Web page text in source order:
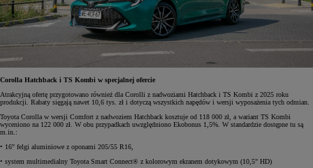
Corolla Hatchback i TS Kombi w specjalnej ofercie
Atrakcyjną ofertę przygotowano również dla Corolli z nadwoziami Hatchback i TS Kombi z 2025 roku
produkcji. Rabaty sięgają nawet 10,6 tys. zł i dotyczą wszystkich napędów i wersji wyposażenia tych odmian.
Toyota Corolla w wersji Comfort z nadwoziem Hatchback kosztuje od 118 000 zł, a wariant TS Kombi
wyceniono na 122 000 zł. W obu przypadkach uwzględniono Ekobonus 1,5%. W standardzie dostępne tu są
m.in.:
• 16" felgi aluminiowe z oponami 205/55 R16,
• system multimedialny Toyota Smart Connect® z kolorowym ekranem dotykowym (10,5" HD)